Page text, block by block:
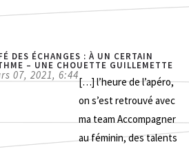
DES ÉCHANGES : À UN CERTAIN
– UNE CHOUETTE GUILLEMETTE
07, 2021, 6:44
[…] l’heure de l’apéro,
on s’est retrouvé avec
ma team Accompagner
au féminin, des talents